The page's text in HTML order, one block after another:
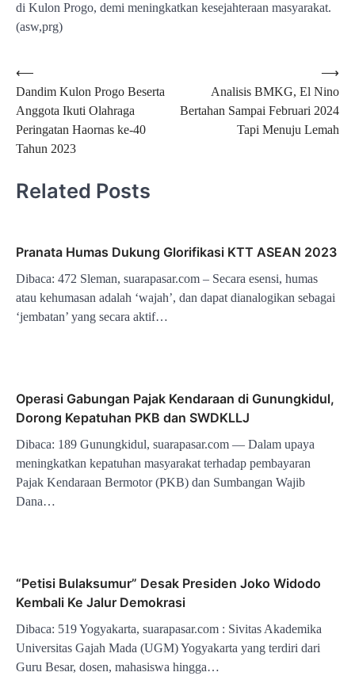
di Kulon Progo, demi meningkatkan kesejahteraan masyarakat.
(asw,prg)
Navigasi
pos
⟵
Dandim Kulon Progo Beserta
Anggota Ikuti Olahraga
Peringatan Haornas ke-40
Tahun 2023
Analisis BMKG, El Nino
Bertahan Sampai Februari 2024
Tapi Menuju Lemah
⟶
Related Posts
Pranata Humas Dukung Glorifikasi KTT ASEAN 2023
Dibaca: 472 Sleman, suarapasar.com – Secara esensi, humas
atau kehumasan adalah ‘wajah’, dan dapat dianalogikan sebagai
‘jembatan’ yang secara aktif…
Operasi Gabungan Pajak Kendaraan di Gunungkidul,
Dorong Kepatuhan PKB dan SWDKLLJ
Dibaca: 189 Gunungkidul, suarapasar.com — Dalam upaya
meningkatkan kepatuhan masyarakat terhadap pembayaran
Pajak Kendaraan Bermotor (PKB) dan Sumbangan Wajib
Dana…
“Petisi Bulaksumur” Desak Presiden Joko Widodo
Kembali Ke Jalur Demokrasi
Dibaca: 519 Yogyakarta, suarapasar.com : Sivitas Akademika
Universitas Gajah Mada (UGM) Yogyakarta yang terdiri dari
Guru Besar, dosen, mahasiswa hingga…